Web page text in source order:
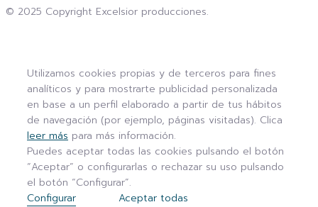
© 2025 Copyright Excelsior producciones.
Utilizamos cookies propias y de terceros para fines
analíticos y para mostrarte publicidad personalizada
en base a un perfil elaborado a partir de tus hábitos
de navegación (por ejemplo, páginas visitadas). Clica
leer más para más información.
Puedes aceptar todas las cookies pulsando el botón
“Aceptar” o configurarlas o rechazar su uso pulsando
el botón “Configurar”.
Configurar
Aceptar todas